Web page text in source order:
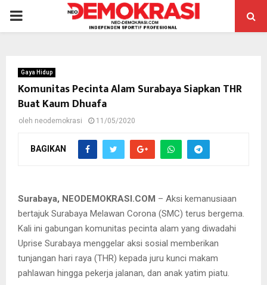
PRIMARY
Gaya Hidup
Komunitas Pecinta Alam Surabaya Siapkan THR
Buat Kaum Dhuafa
oleh neodemokrasi 11/05/2020
BAGIKAN
Kaus bertulis Surabaya Melawan Corona siap dikirim kepada
Surabaya, NEODEMOKRASI.COM – Aksi kemanusiaan
bertajuk Surabaya Melawan Corona (SMC) terus bergema.
Kali ini gabungan komunitas pecinta alam yang diwadahi
Uprise Surabaya menggelar aksi sosial memberikan
tunjangan hari raya (THR) kepada juru kunci makam
pahlawan hingga pekerja jalanan, dan anak yatim piatu.